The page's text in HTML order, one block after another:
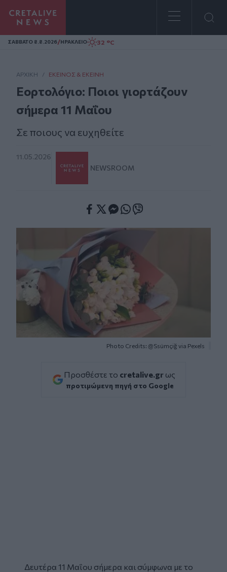
Homepage
ΣAΒΒΑΤΟ 8.8.2026/ΗΡΑΚΛΕΙΟ 32 °C
ΑΡΧΙΚΗ / ΕΚΕΊΝΟΣ & ΕΚΕΊΝΗ
Εορτολόγιο: Ποιοι γιορτάζουν
σήμερα 11 Μαΐου
Σε ποιους να ευχηθείτε
11.05.2026
NEWSROOM
Photo Credits: @Ssümçiğ via Pexels
Προσθέστε το cretalive.gr ως
προτιμώμενη πηγή στο Google
Δευτέρα 11 Μαΐου σήμερα και σύμφωνα με το